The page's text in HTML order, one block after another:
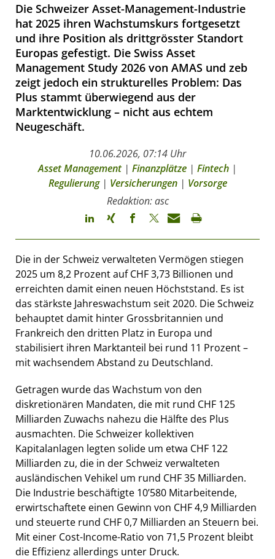
Die Schweizer Asset-Management-Industrie
hat 2025 ihren Wachstumskurs fortgesetzt
und ihre Position als drittgrösster Standort
Europas gefestigt. Die Swiss Asset
Management Study 2026 von AMAS und zeb
zeigt jedoch ein strukturelles Problem: Das
Plus stammt überwiegend aus der
Marktentwicklung – nicht aus echtem
Neugeschäft.
10.06.2026, 07:14 Uhr
Asset Management| Finanzplätze | Fintech |
Regulierung| Versicherungen| Vorsorge
Redaktion: asc
Die in der Schweiz verwalteten Vermögen stiegen
2025 um 8,2 Prozent auf CHF 3,73 Billionen und
erreichten damit einen neuen Höchststand. Es ist
das stärkste Jahreswachstum seit 2020. Die Schweiz
behauptet damit hinter Grossbritannien und
Frankreich den dritten Platz in Europa und
stabilisiert ihren Marktanteil bei rund 11 Prozent –
mit wachsendem Abstand zu Deutschland.
Getragen wurde das Wachstum von den
diskretionären Mandaten, die mit rund CHF 125
Milliarden Zuwachs nahezu die Hälfte des Plus
ausmachten. Die Schweizer kollektiven
Kapitalanlagen legten solide um etwa CHF 122
Milliarden zu, die in der Schweiz verwalteten
ausländischen Vehikel um rund CHF 35 Milliarden.
Die Industrie beschäftigte 10’580 Mitarbeitende,
erwirtschaftete einen Gewinn von CHF 4,9 Milliarden
und steuerte rund CHF 0,7 Milliarden an Steuern bei.
Mit einer Cost-Income-Ratio von 71,5 Prozent bleibt
die Effizienz allerdings unter Druck.